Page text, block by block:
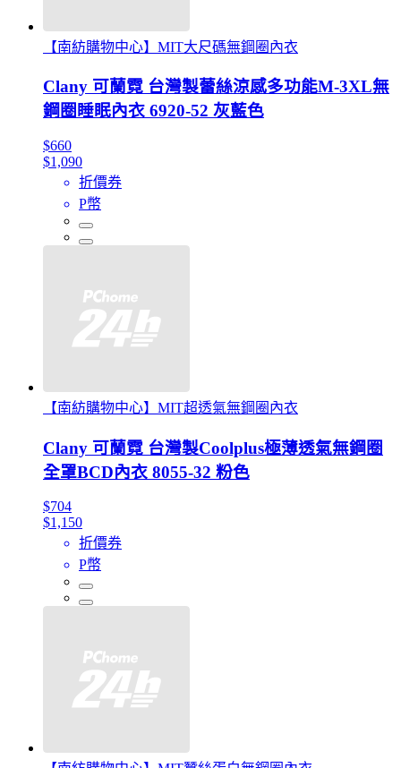
【南紡購物中心】MIT大尺碼無鋼圈內衣
Clany 可蘭霓 台灣製蕾絲涼感多功能M-3XL無
鋼圈睡眠內衣 6920-52 灰藍色
$660
$1,090
折價券
P幣
【南紡購物中心】MIT超透氣無鋼圈內衣
Clany 可蘭霓 台灣製Coolplus極薄透氣無鋼圈
全罩BCD內衣 8055-32 粉色
$704
$1,150
折價券
P幣